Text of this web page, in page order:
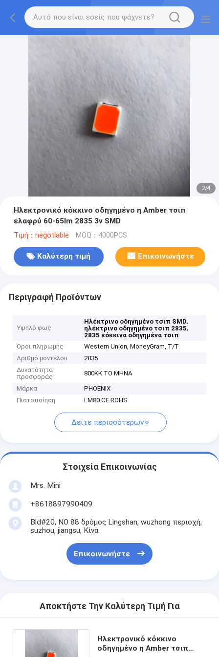
2/4
Ηλεκτρονικό κόκκινο οδηγημένο η Amber τσιπ
ελαφρύ 60-65lm 2835 3v SMD
Τιμή：negotiable MOQ：4000PCS
Καλύτερη τιμή Επικοινωνήστε
Περιγραφή Προϊόντων
Υψηλό φως
Ηλέκτρινο οδηγημένο τσιπ SMD,
ηλέκτρινο οδηγημένο τσιπ 2835,
2835 κόκκινα οδηγημένα τσιπ
Όροι πληρωμής
Western Union, MoneyGram, T/T
Αριθμό μοντέλου
2835
Δυνατότητα
προσφοράς
800KK ΤΟ ΜΗΝΑ
Μάρκα
PHOENIX
Πιστοποίηση
LM80 CE ROHS
Δείτε περισσότερων
Στοιχεία Επικοινωνίας
Mrs. Mini
+8618897990409
Bld#20, ΝΟ 88 δρόμος Lingshan, wuzhong περιοχή,
suzhou, jiangsu, Κίνα
Επικοινωνήστε
Αποκτήστε Την Καλύτερη Τιμή Για
Ηλεκτρονικό κόκκινο
οδηγημένο η Amber τσιπ